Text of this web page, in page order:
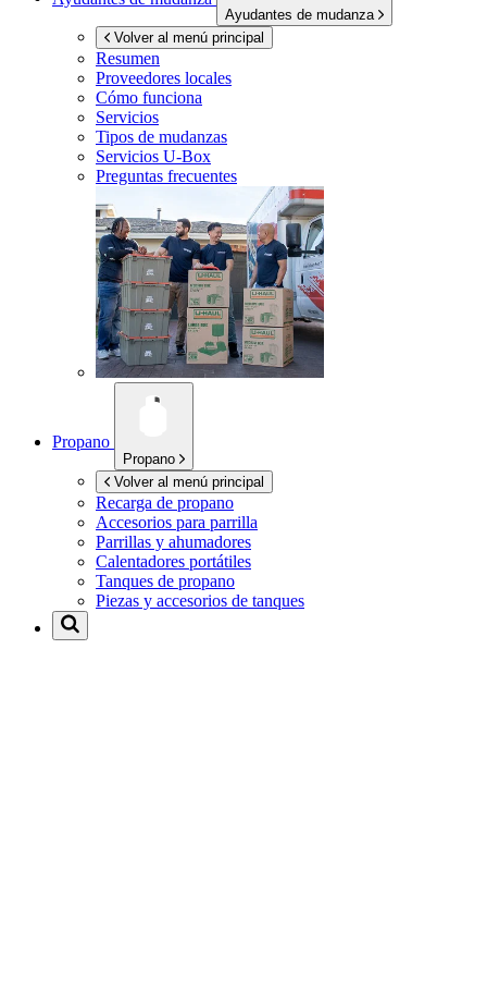
Ayudantes de mudanza
Volver al menú principal
Resumen
Proveedores locales
Cómo funciona
Servicios
Tipos de mudanzas
Servicios U-Box
Preguntas frecuentes
Propano
Propano
Volver al menú principal
Recarga de propano
Accesorios para parrilla
Parrillas y ahumadores
Calentadores portátiles
Tanques de propano
Piezas y accesorios de tanques